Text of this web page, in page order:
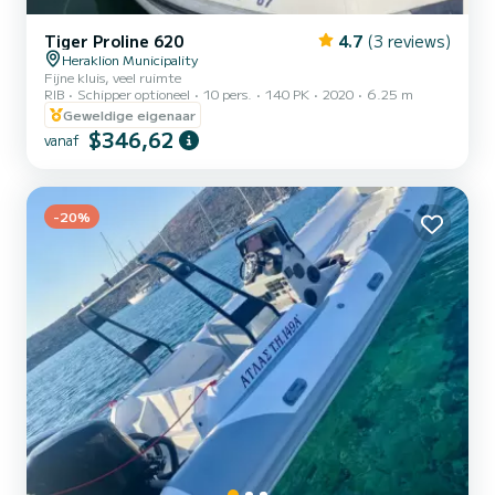
Tiger Proline 620 4.7 (3 reviews)
Heraklion Municipality
Fijne kluis, veel ruimte
RIB
Schipper optioneel 10 pers. 140 PK 2020
6.25 m
Geweldige eigenaar
vanaf $346,62
-20%